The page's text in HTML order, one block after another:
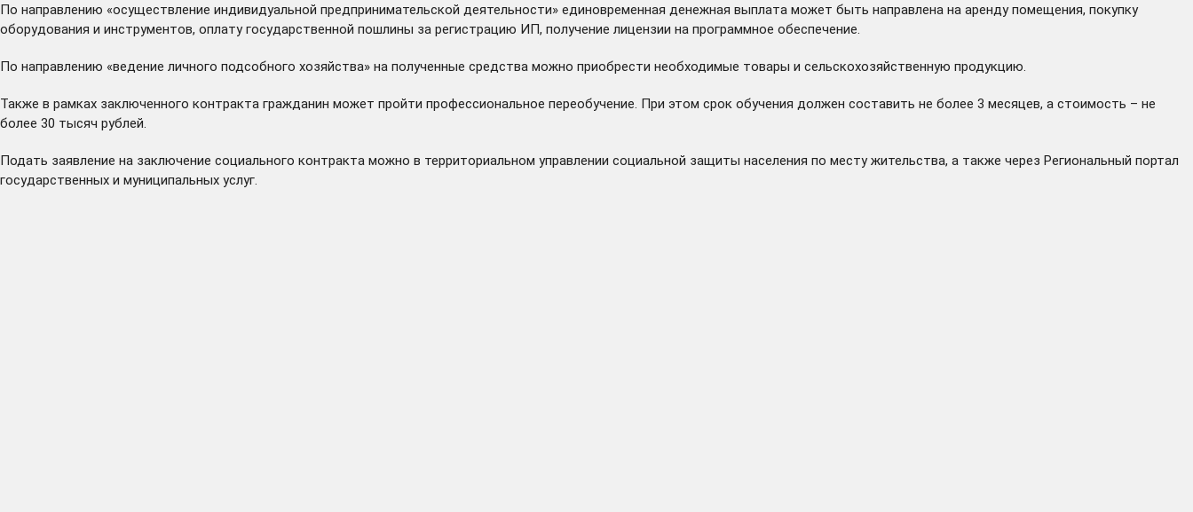
По направлению «осуществление индивидуальной предпринимательской деятельности» единовременная денежная выплата может быть направлена на аренду помещения, покупку
оборудования и инструментов, оплату государственной пошлины за регистрацию ИП, получение лицензии на программное обеспечение.
По направлению «ведение личного подсобного хозяйства» на полученные средства можно приобрести необходимые товары и сельскохозяйственную продукцию.
Также в рамках заключенного контракта гражданин может пройти профессиональное переобучение. При этом срок обучения должен составить не более 3 месяцев, а стоимость – не
более 30 тысяч рублей.
Подать заявление на заключение социального контракта можно в территориальном управлении социальной защиты населения по месту жительства, а также через Региональный портал
государственных и муниципальных услуг